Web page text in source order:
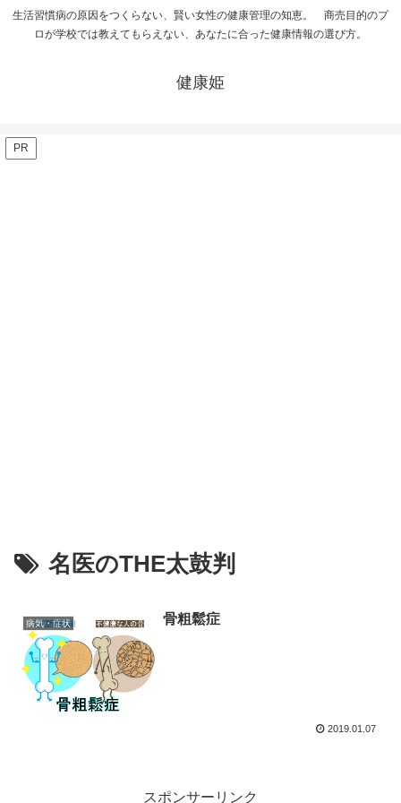
生活習慣病の原因をつくらない、賢い女性の健康管理の知恵。 商売目的のプ
ロが学校では教えてもらえない、あなたに合った健康情報の選び方。
健康姫
PR
名医のTHE太鼓判
病気・症状 骨粗鬆症
2019.01.07
スポンサーリンク